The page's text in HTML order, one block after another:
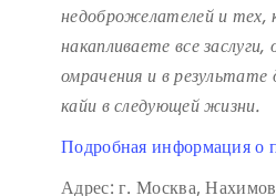
недоброжелателей и
накапливаете все
омрачения и в
кайи в следующей жизни.
Подробная информация о
Адрес: г. Москва,